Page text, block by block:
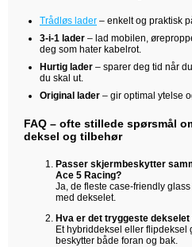
Trådløs lader – enkelt og praktisk
3-i-1 lader – lad mobilen,
deg som hater kabelrot.
Hurtig lader – sparer deg tid når
du skal ut.
Original lader – gir optimal ytelse
FAQ – ofte stillede spørsmål
deksel og tilbehør
Passer skjermbeskytter
Ace 5 Racing?
Ja, de fleste case-friendly
med dekselet.
Hva er det tryggeste
Et hybriddeksel eller flipdeksel
beskytter både foran og bak.